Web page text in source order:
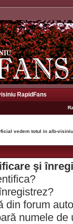
RapidFans
vedem totul in alb-
şi
din forum
numele